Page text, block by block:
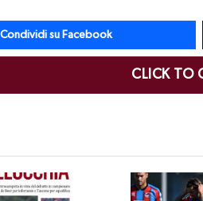
Condividi su Facebook
CLICK TO